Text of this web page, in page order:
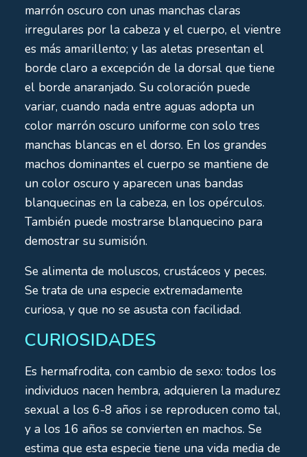
marrón oscuro con unas manchas claras
irregulares por la cabeza y el cuerpo, el vientre
es más amarillento; y las aletas presentan el
borde claro a excepción de la dorsal que tiene
el borde anaranjado. Su coloración puede
variar, cuando nada entre aguas adopta un
color marrón oscuro uniforme con solo tres
manchas blancas en el dorso. En los grandes
machos dominantes el cuerpo se mantiene de
un color oscuro y aparecen unas bandas
blanquecinas en la cabeza, en los opérculos.
También puede mostrarse blanquecino para
demostrar su sumisión.
Se alimenta de moluscos, crustáceos y peces.
Se trata de una especie extremadamente
curiosa, y que no se asusta con facilidad.
CURIOSIDADES
Es hermafrodita, con cambio de sexo: todos los
individuos nacen hembra, adquieren la madurez
sexual a los 6-8 años i se reproducen como tal,
y a los 16 años se convierten en machos. Se
estima que esta especie tiene una vida media de